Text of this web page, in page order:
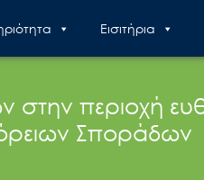
Εισιτήρια
στην περιοχή
Σποράδων